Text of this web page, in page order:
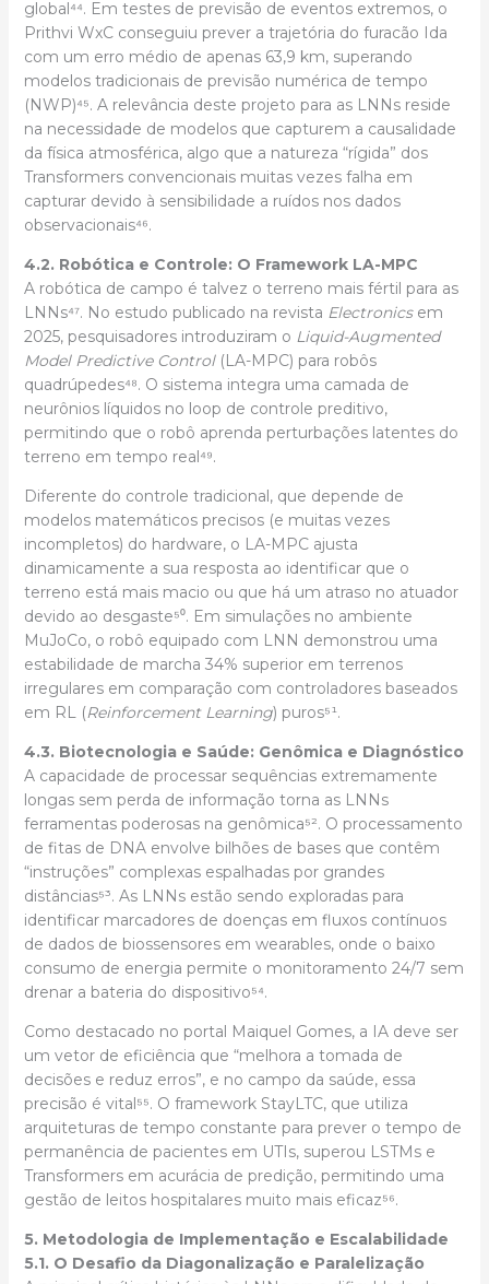
global⁴⁴. Em testes de previsão de eventos extremos, o
Prithvi WxC conseguiu prever a trajetória do furacão Ida
com um erro médio de apenas 63,9 km, superando
modelos tradicionais de previsão numérica de tempo
(NWP)⁴⁵. A relevância deste projeto para as LNNs reside
na necessidade de modelos que capturem a causalidade
da física atmosférica, algo que a natureza “rígida” dos
Transformers convencionais muitas vezes falha em
capturar devido à sensibilidade a ruídos nos dados
observacionais⁴⁶.
4.2. Robótica e Controle: O Framework LA-MPC
A robótica de campo é talvez o terreno mais fértil para as
LNNs⁴⁷. No estudo publicado na revista Electronicsem
2025, pesquisadores introduziram o Liquid-Augmented
Model Predictive Control(LA-MPC) para robôs
quadrúpedes⁴⁸. O sistema integra uma camada de
neurônios líquidos no loop de controle preditivo,
permitindo que o robô aprenda perturbações latentes do
terreno em tempo real⁴⁹.
Diferente do controle tradicional, que depende de
modelos matemáticos precisos (e muitas vezes
incompletos) do hardware, o LA-MPC ajusta
dinamicamente a sua resposta ao identificar que o
terreno está mais macio ou que há um atraso no atuador
devido ao desgaste⁵⁰. Em simulações no ambiente
MuJoCo, o robô equipado com LNN demonstrou uma
estabilidade de marcha 34% superior em terrenos
irregulares em comparação com controladores baseados
em RL (Reinforcement Learning) puros⁵¹.
4.3. Biotecnologia e Saúde: Genômica e Diagnóstico
A capacidade de processar sequências extremamente
longas sem perda de informação torna as LNNs
ferramentas poderosas na genômica⁵². O processamento
de fitas de DNA envolve bilhões de bases que contêm
“instruções” complexas espalhadas por grandes
distâncias⁵³. As LNNs estão sendo exploradas para
identificar marcadores de doenças em fluxos contínuos
de dados de biossensores em wearables, onde o baixo
consumo de energia permite o monitoramento 24/7 sem
drenar a bateria do dispositivo⁵⁴.
Como destacado no portal Maiquel Gomes, a IA deve ser
um vetor de eficiência que “melhora a tomada de
decisões e reduz erros”, e no campo da saúde, essa
precisão é vital⁵⁵. O framework StayLTC, que utiliza
arquiteturas de tempo constante para prever o tempo de
permanência de pacientes em UTIs, superou LSTMs e
Transformers em acurácia de predição, permitindo uma
gestão de leitos hospitalares muito mais eficaz⁵⁶.
5. Metodologia de Implementação e Escalabilidade
5.1. O Desafio da Diagonalização e Paralelização